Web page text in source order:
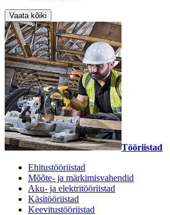
Vaata kõiki
Tööriistad
Ehitustööriistad
Mõõte- ja märkimisvahendid
Aku- ja elektritööriistad
Käsitööriistad
Keevitustööriistad